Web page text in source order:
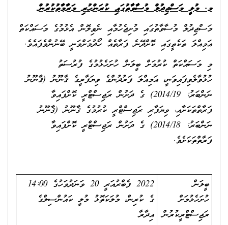
މ. މުލީ މަސްޖިދުލް މުސާވާތުގައި ކުރަންހުރި މަރާމާތުކުރުން
މަސްޖިދުލް މުސާވާތުގައި މުށިޖެހުމާއި ނެވިލޮން އެޅުމުގެ މަސައްކަތް
އަމިއްލަ ތަކެތީގައި ކޮށްދޭނެ ފަރާތެއް ހޯދުމަށްވަނީ ބޭނުންވެފައެވެ.
މި މަސައްކަތް ކުރުމަށް ބީލަން ހުށަހެޅުމުގެ ފުރުސަތު
ހުޅުވާލެވިފައިވަނީ، އަމިއްލަ ފަރުދުންގެ ވިޔަފާރީގެ ޤާނޫނު (ޤާނޫނު
ނަންބަރު: 2014/19) ގެ ދަށުން ރަޖިސްޓްރީ ކޮށްފައިވާ
ފަރާތްތަކަށާއި، ވިޔަފާރި ރަޖިސްޓްރީ ކުރުމުގެ ޤާނޫނު (ޤާނޫނު
ނަންބަރު: 2014/18) ގެ ދަށުން ރަޖިސްޓްރީ ކޮށްފައިވާ
ފަރާތްތަކަށެވެ.
ބީލަން
ހުށަހެޅުމަށް
ރަޖިސްޓްރީކުރުން
2022 ފެބްރުއަރީ 20 ވަނަދުވަހުގެ 14:00
ގެ ކުރިން، މުލަކަތޮޅު މުލީ ކައުންސިލްގެ
އިދާރާ